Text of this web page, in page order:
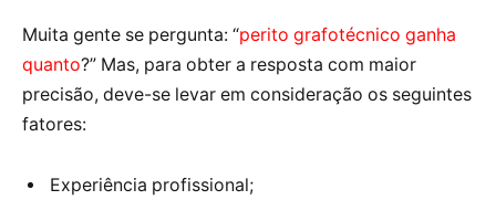
Muita gente se pergunta: “perito grafotécnico ganha
quanto?” Mas, para obter a resposta com maior
precisão, deve-se levar em consideração os seguintes
fatores:
Experiência profissional;